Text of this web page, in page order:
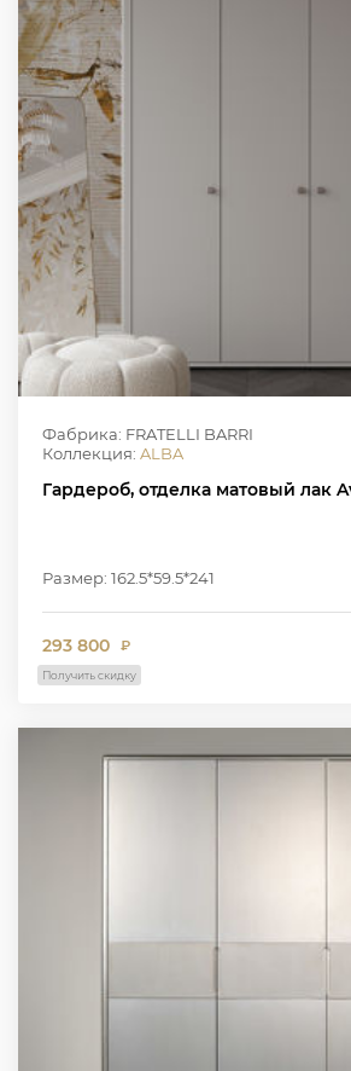
Фабрика: FRATELLI BARRI
Коллекция: ALBA
Гардероб, отделка матовый лак
Размер: 162.5*59.5*241
293 800 ₽
Получить скидку